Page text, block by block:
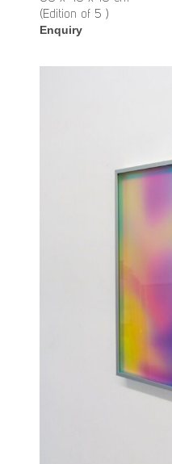
(Edition of 5 )
Enquiry